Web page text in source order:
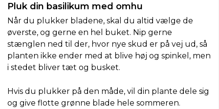
Pluk din basilikum med omhu
Når du plukker bladene, skal du altid vælge de
øverste, og gerne en hel buket. Nip gerne
stænglen ned til der, hvor nye skud er på vej ud, så
planten ikke ender med at blive høj og spinkel, men
i stedet bliver tæt og busket.
Hvis du plukker på den måde, vil din plante dele sig
og give flotte grønne blade hele sommeren.